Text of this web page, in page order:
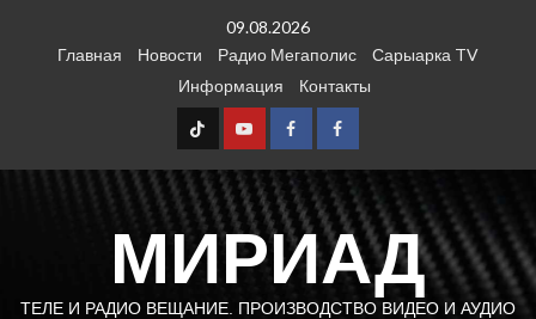
09.08.2026
Главная
Новости Радио Мегаполис
Сарыарка TV
Информация
Контакты
TT Youtube
FB1 FB2
МИРИАД
ТЕЛЕ И РАДИО ВЕЩАНИЕ. ПРОИЗВОДСТВО ВИДЕО И АУДИО